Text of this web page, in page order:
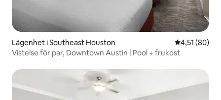
Lägenhet i Southeast Houston 4,51 av 5 i
4,51 (80)
Vistelse för par, Downtown Austin | Pool + frukost